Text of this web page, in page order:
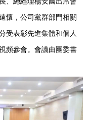
懷，公司黨群部門相關
受表彰先進集體和個人
頻參會。會議由團委書